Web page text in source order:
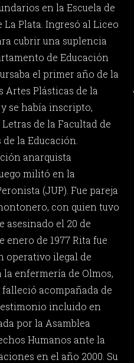
en la Escuela de
La Plata. Ingresó al Liceo
cubrir una suplencia
de Educación
el primer año de la
Artes Plásticas de la
se había inscripto,
de la Facultad de
la Educación.
anarquista
militó en la
(JUP). Fue pareja
con quien tuvo
asesinado el 20 de
enero de 1977 Rita fue
operativo ilegal de
enfermería de Olmos,
acompañada de
incluido en
por la Asamblea
Humanos ante la
en el año 2000. Su